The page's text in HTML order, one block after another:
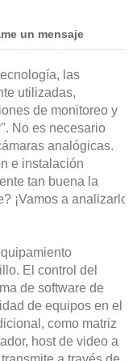
un mensaje
las
utilizadas,
de monitoreo y
No es necesario
analógicas.
e instalación
tan buena la
¡Vamos a analizarlo
El control del
de software de
de equipos en el
como matriz
host de video a